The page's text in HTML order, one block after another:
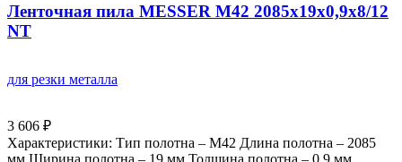
Ленточная пила MESSER М42 2085х19х0,9х8/12
NT
для резки металла
3 606 ₽
Характеристики: Тип полотна – M42 Длина полотна – 2085
мм Ширина полотна – 19 мм Толщина полотна – 0,9 мм